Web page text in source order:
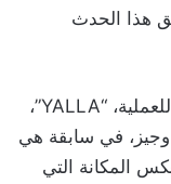
هذا الحدث
فقد سجلت المنصة الرسمية المخصصة للعملية، “YALLA”،
في سابقة هي
المكانة التي